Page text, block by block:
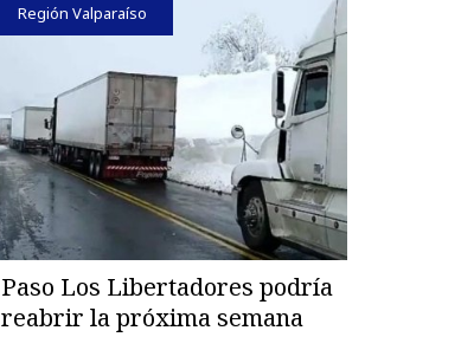
Región Valparaíso
Paso Los Libertadores podría
reabrir la próxima semana